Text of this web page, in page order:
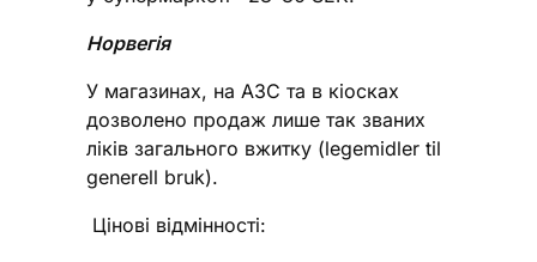
Норвегія
У магазинах, на АЗС та в кіосках
дозволено продаж лише так званих
ліків загального вжитку (legemidler til
generell bruk).
Цінові відмінності: